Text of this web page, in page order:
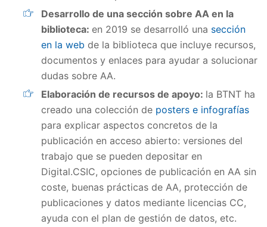
Desarrollo de una sección sobre AA en la
biblioteca: en 2019 se desarrolló una sección
en la web de la biblioteca que incluye recursos,
documentos y enlaces para ayudar a solucionar
dudas sobre AA.
Elaboración de recursos de apoyo: la BTNT ha
creado una colección de posters e infografías
para explicar aspectos concretos de la
publicación en acceso abierto: versiones del
trabajo que se pueden depositar en
Digital.CSIC, opciones de publicación en AA sin
coste, buenas prácticas de AA, protección de
publicaciones y datos mediante licencias CC,
ayuda con el plan de gestión de datos, etc.